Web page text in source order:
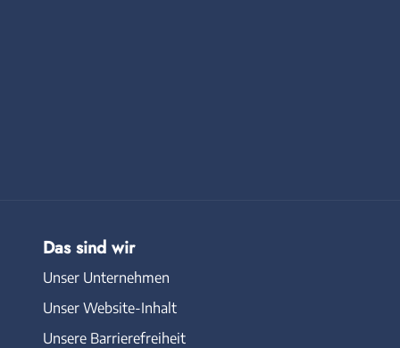
Das sind wir
Unser Unternehmen
Unser Website-Inhalt
Unsere Barrierefreiheit